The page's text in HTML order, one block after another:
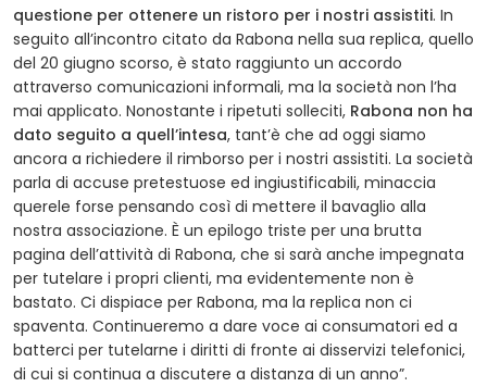
questione per ottenere un ristoro per i nostri assistiti. In
seguito all’incontro citato da Rabona nella sua replica, quello
del 20 giugno scorso, è stato raggiunto un accordo
attraverso comunicazioni informali, ma la società non l’ha
mai applicato. Nonostante i ripetuti solleciti, Rabona non ha
dato seguito a quell’intesa, tant’è che ad oggi siamo
ancora a richiedere il rimborso per i nostri assistiti. La società
parla di accuse pretestuose ed ingiustificabili, minaccia
querele forse pensando così di mettere il bavaglio alla
nostra associazione. È un epilogo triste per una brutta
pagina dell’attività di Rabona, che si sarà anche impegnata
per tutelare i propri clienti, ma evidentemente non è
bastato. Ci dispiace per Rabona, ma la replica non ci
spaventa. Continueremo a dare voce ai consumatori ed a
batterci per tutelarne i diritti di fronte ai disservizi telefonici,
di cui si continua a discutere a distanza di un anno”.